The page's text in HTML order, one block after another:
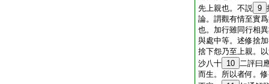
先上親也。不説 9
論。謂觀有情至實
也。加行雖同行
與處中等。述修捨
捨下怨乃至上親。
沙八十 10 二評曰
而生。所以者何。